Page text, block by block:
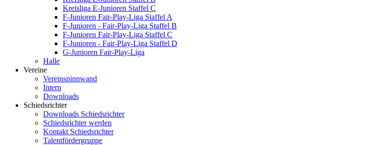
Kreisliga E-Junioren Staffel C
F-Junioren Fair-Play-Liga Staffel A
F-Junioren - Fair-Play-Liga Staffel B
F-Junioren Fair-Play-Liga Staffel C
F-Junioren - Fair-Play-Liga Staffel D
G-Junioren Fair-Play-Liga
Halle
Vereine
Vereinspinnwand
Intern
Downloads
Schiedsrichter
Downloads Schiedsrichter
Schiedsrichter werden
Kontakt Schiedsrichter
Talentfördergruppe